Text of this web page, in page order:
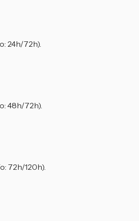
24h/72h).
48h/72h).
72h/120h).